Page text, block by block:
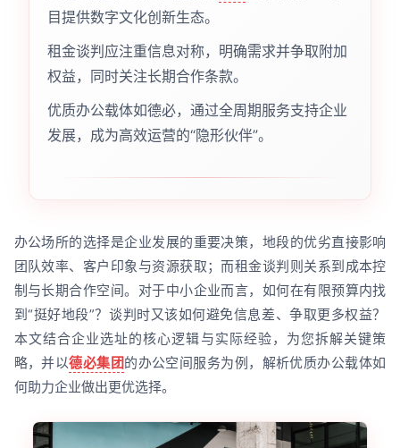
目提供数字文化创新生态。
租金谈判应注重信息对称，明确需求并争取附加
权益，同时关注长期合作条款。
优质办公载体如德必，通过全周期服务支持企业
发展，成为高效运营的“隐形伙伴”。
办公场所的选择是企业发展的重要决策，地段的优劣直接影响
团队效率、客户印象与资源获取；而租金谈判则关系到成本控
制与长期合作空间。对于中小企业而言，如何在有限预算内找
到“挺好地段”？谈判时又该如何避免信息差、争取更多权益？
本文结合企业选址的核心逻辑与实际经验，为您拆解关键策
略，并以德必集团的办公空间服务为例，解析优质办公载体如
何助力企业做出更优选择。